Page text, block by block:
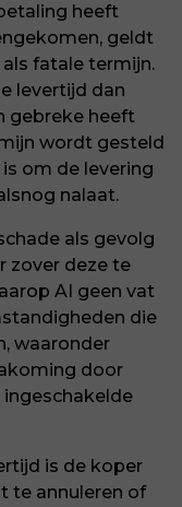
heeft
geldt
fatale termijn.
levertijd dan
gebreke heeft
wordt gesteld
om de levering
nalaat.
als gevolg
zover deze te
AI geen vat
die
waaronder
door
ingeschakelde
is de koper
te annuleren of